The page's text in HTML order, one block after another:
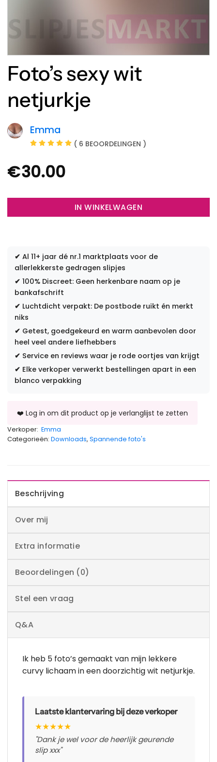
Foto’s sexy wit
netjurkje
Emma
( 6 BEOORDELINGEN )
€30.00
IN WINKELWAGEN
✔ Al 11+ jaar dé nr.1 marktplaats voor de
allerlekkerste gedragen slipjes
✔ 100% Discreet: Geen herkenbare naam op je
bankafschrift
✔ Luchtdicht verpakt: De postbode ruikt én merkt
niks
✔ Getest, goedgekeurd en warm aanbevolen door
heel veel andere liefhebbers
✔ Service en reviews waar je rode oortjes van krijgt
✔ Elke verkoper verwerkt bestellingen apart in een
blanco verpakking
Verkoper: Emma
Categorieën: Downloads, Spannende foto's
Beschrijving
Over mij
Extra informatie
Beoordelingen (0)
Stel een vraag
Q&A
Ik heb 5 foto’s gemaakt van mijn lekkere
curvy lichaam in een doorzichtig wit netjurkje.
Laatste klantervaring bij deze verkoper
★★★★★
"Dank je wel voor de heerlijk geurende
slip xxx"